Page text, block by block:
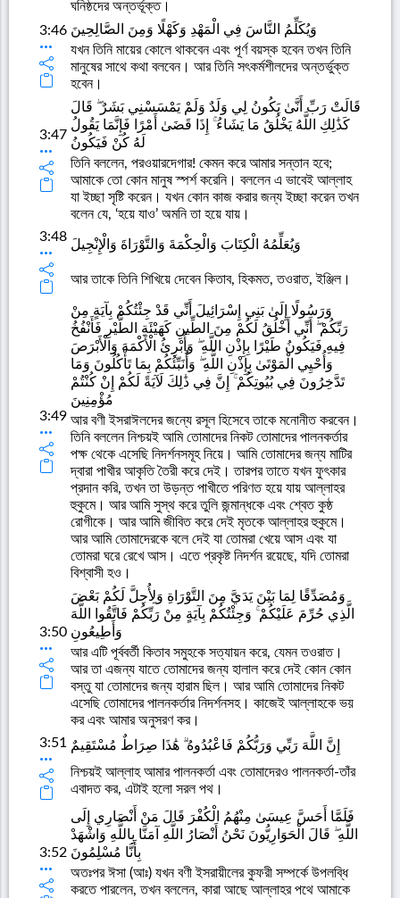
ঘনিষ্ঠদের অন্তর্ভূক্ত।
3:46 وَيُكَلِّمُ النَّاسَ فِي الْمَهْدِ وَكَهْلًا وَمِنَ الصَّالِحِينَ
যখন তিনি মায়ের কোলে থাকবেন এবং পূর্ণ বয়স্ক হবেন তখন তিনি
মানুষের সাথে কথা বলবেন। আর তিনি সৎকর্মশীলদের অন্তর্ভুক্ত
হবেন।
3:47
قَالَتْ رَبِّ أَنَّىٰ يَكُونُ لِي وَلَدٌ وَلَمْ يَمْسَسْنِي بَشَرٌ ۖ قَالَ
كَذَٰلِكِ اللَّهُ يَخْلُقُ مَا يَشَاءُ ۚ إِذَا قَضَىٰ أَمْرًا فَإِنَّمَا يَقُولُ
لَهُ كُنْ فَيَكُونُ
তিনি বললেন, পরওয়ারদেগার! কেমন করে আমার সন্তান হবে;
আমাকে তো কোন মানুষ স্পর্শ করেনি। বললেন এ ভাবেই আল্লাহ
যা ইচ্ছা সৃষ্টি করেন। যখন কোন কাজ করার জন্য ইচ্ছা করেন তখন
বলেন যে, ‘হয়ে যাও’ অমনি তা হয়ে যায়।
3:48
وَيُعَلِّمُهُ الْكِتَابَ وَالْحِكْمَةَ وَالتَّوْرَاةَ وَالْإِنْجِيلَ
আর তাকে তিনি শিখিয়ে দেবেন কিতাব, হিকমত, তওরাত, ইঞ্জিল।
3:49
وَرَسُولًا إِلَىٰ بَنِي إِسْرَائِيلَ أَنِّي قَدْ جِئْتُكُمْ بِآيَةٍ مِنْ
رَبِّكُمْ ۖ أَنِّي أَخْلُقُ لَكُمْ مِنَ الطِّينِ كَهَيْئَةِ الطَّيْرِ فَأَنْفُخُ
فِيهِ فَيَكُونُ طَيْرًا بِإِذْنِ اللَّهِ ۖ وَأُبْرِئُ الْأَكْمَهَ وَالْأَبْرَصَ
وَأُحْيِي الْمَوْتَىٰ بِإِذْنِ اللَّهِ ۖ وَأُنَبِّئُكُمْ بِمَا تَأْكُلُونَ وَمَا
تَدَّخِرُونَ فِي بُيُوتِكُمْ ۚ إِنَّ فِي ذَٰلِكَ لَآيَةً لَكُمْ إِنْ كُنْتُمْ
مُؤْمِنِينَ
আর বণী ইসরাঈলদের জন্যে রসূল হিসেবে তাকে মনোনীত করবেন।
তিনি বললেন নিশ্চয়ই আমি তোমাদের নিকট তোমাদের পালনকর্তার
পক্ষ থেকে এসেছি নিদর্শনসমূহ নিয়ে। আমি তোমাদের জন্য মাটির
দ্বারা পাখীর আকৃতি তৈরী করে দেই। তারপর তাতে যখন ফুৎকার
প্রদান করি, তখন তা উড়ন্ত পাখীতে পরিণত হয়ে যায় আল্লাহর
হুকুমে। আর আমি সুস্থ করে তুলি জন্মান্ধকে এবং শ্বেত কুষ্ঠ
রোগীকে। আর আমি জীবিত করে দেই মৃতকে আল্লাহর হুকুমে।
আর আমি তোমাদেরকে বলে দেই যা তোমরা খেয়ে আস এবং যা
তোমরা ঘরে রেখে আস। এতে প্রকৃষ্ট নিদর্শন রয়েছে, যদি তোমরা
বিশ্বাসী হও।
3:50
وَمُصَدِّقًا لِمَا بَيْنَ يَدَيَّ مِنَ التَّوْرَاةِ وَلِأُحِلَّ لَكُمْ بَعْضَ
الَّذِي حُرِّمَ عَلَيْكُمْ ۚ وَجِئْتُكُمْ بِآيَةٍ مِنْ رَبِّكُمْ فَاتَّقُوا اللَّهَ
وَأَطِيعُونِ
আর এটি পূর্ববর্তী কিতাব সমুহকে সত্যায়ন করে, যেমন তওরাত।
আর তা এজন্য যাতে তোমাদের জন্য হালাল করে দেই কোন কোন
বস্তু যা তোমাদের জন্য হারাম ছিল। আর আমি তোমাদের নিকট
এসেছি তোমাদের পালনকর্তার নিদর্শনসহ। কাজেই আল্লাহকে ভয়
কর এবং আমার অনুসরণ কর।
3:51
إِنَّ اللَّهَ رَبِّي وَرَبُّكُمْ فَاعْبُدُوهُ ۗ هَٰذَا صِرَاطٌ مُسْتَقِيمٌ
নিশ্চয়ই আল্লাহ আমার পালনকর্তা এবং তোমাদেরও পালনকর্তা-তাঁর
এবাদত কর, এটাই হলো সরল পথ।
3:52
فَلَمَّا أَحَسَّ عِيسَىٰ مِنْهُمُ الْكُفْرَ قَالَ مَنْ أَنْصَارِي إِلَى
اللَّهِ ۖ قَالَ الْحَوَارِيُّونَ نَحْنُ أَنْصَارُ اللَّهِ آمَنَّا بِاللَّهِ وَاشْهَدْ
بِأَنَّا مُسْلِمُونَ
অতঃপর ঈসা (আঃ) যখন বণী ইসরায়ীলের কুফরী সম্পর্কে উপলব্ধি
করতে পারলেন, তখন বললেন, কারা আছে আল্লাহর পথে আমাকে